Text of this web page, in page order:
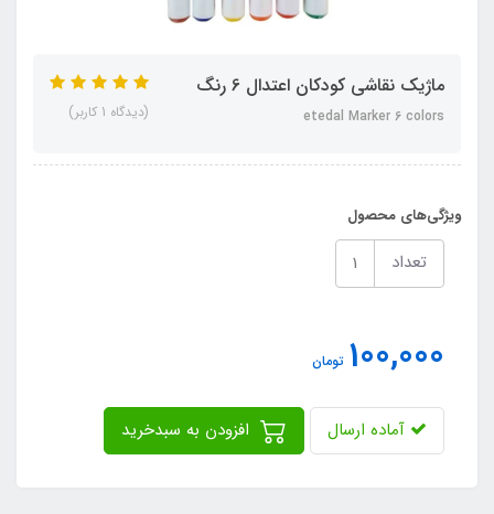
ماژیک نقاشی کودکان اعتدال 6 رنگ
etedal Marker 6 colors (دیدگاه 1 کاربر)
ویژگی‌های محصول
تعداد
100,000 تومان
آماده ارسال